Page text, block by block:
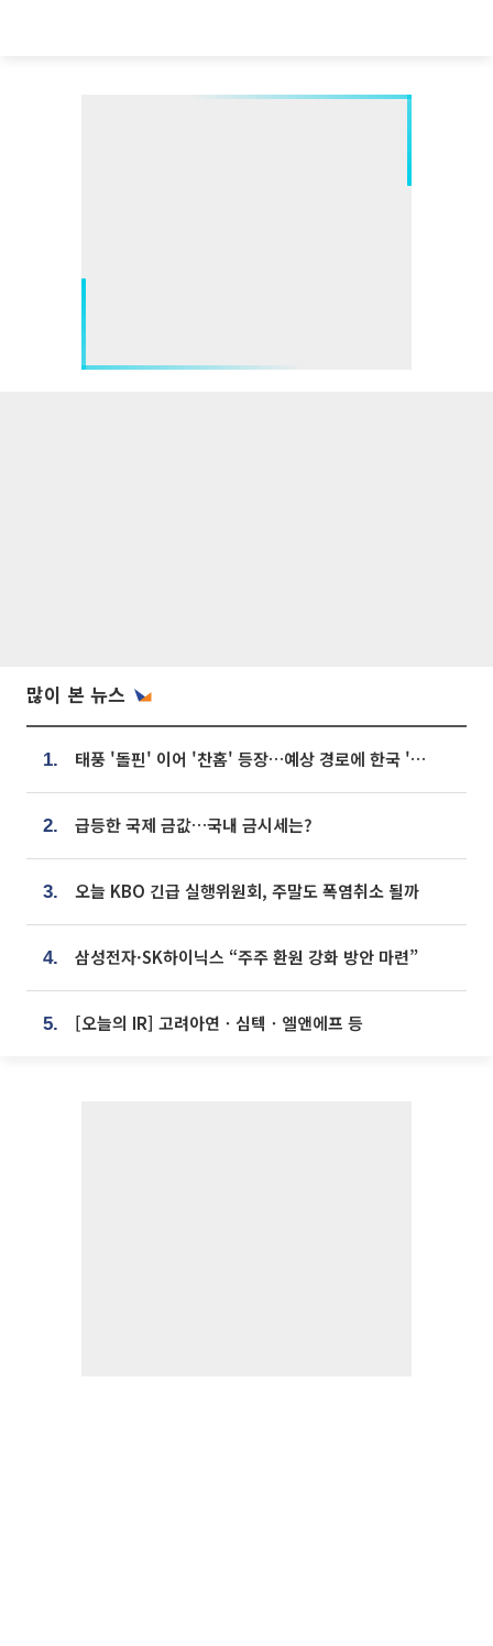
많이 본 뉴스
1. 태풍 '돌핀' 이어 '찬홈' 등장…예상 경로에 한국 '한숨'
2. 급등한 국제 금값…국내 금시세는?
3. 오늘 KBO 긴급 실행위원회, 주말도 폭염취소 될까
4. 삼성전자·SK하이닉스 “주주 환원 강화 방안 마련”
5. [오늘의 IR] 고려아연ㆍ심텍ㆍ엘앤에프 등